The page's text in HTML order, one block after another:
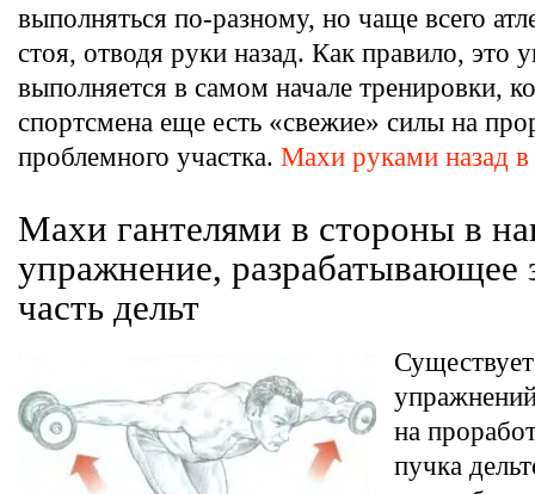
выполняться по-разному, но чаще всего
стоя, отводя руки назад. Как правило, это
выполняется в самом начале тренировки,
спортсмена еще есть «свежие» силы на
проблемного участка. Махи руками назад
Махи гантелями в стороны в
упражнение,
часть дельт
на
пучка